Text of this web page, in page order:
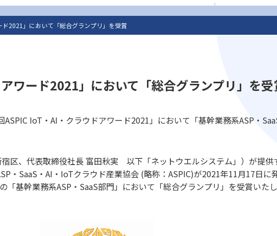
ド2021」において「総合グランプリ」を受賞
ワード2021」において「総合グランプリ」を受
IoT・AI・クラウドアワード2021」において「基幹業務系ASP・
区、代表取締役社長 富田秋実 以下「ネットウエルシステム」）が提供
・SaaS・AI・IoTクラウド産業協会 (略称：ASPIC)が2021年11月17日に
「基幹業務系ASP・SaaS部門」において「総合グランプリ」を受賞いた